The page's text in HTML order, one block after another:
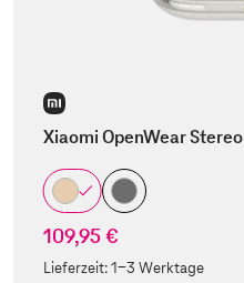
Xiaomi OpenWear Stereo
109,95 €
Lieferzeit:1-3 Werktage